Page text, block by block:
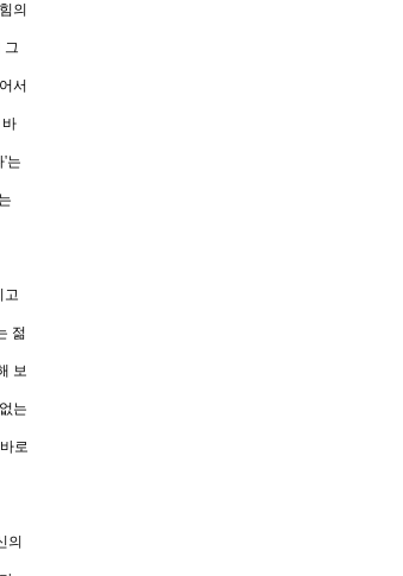
의
그
서
'는
고
젊
보
는
로
의